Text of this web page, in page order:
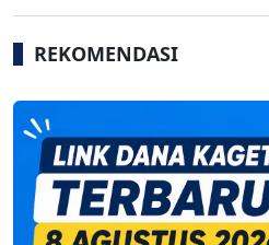
REKOMENDASI